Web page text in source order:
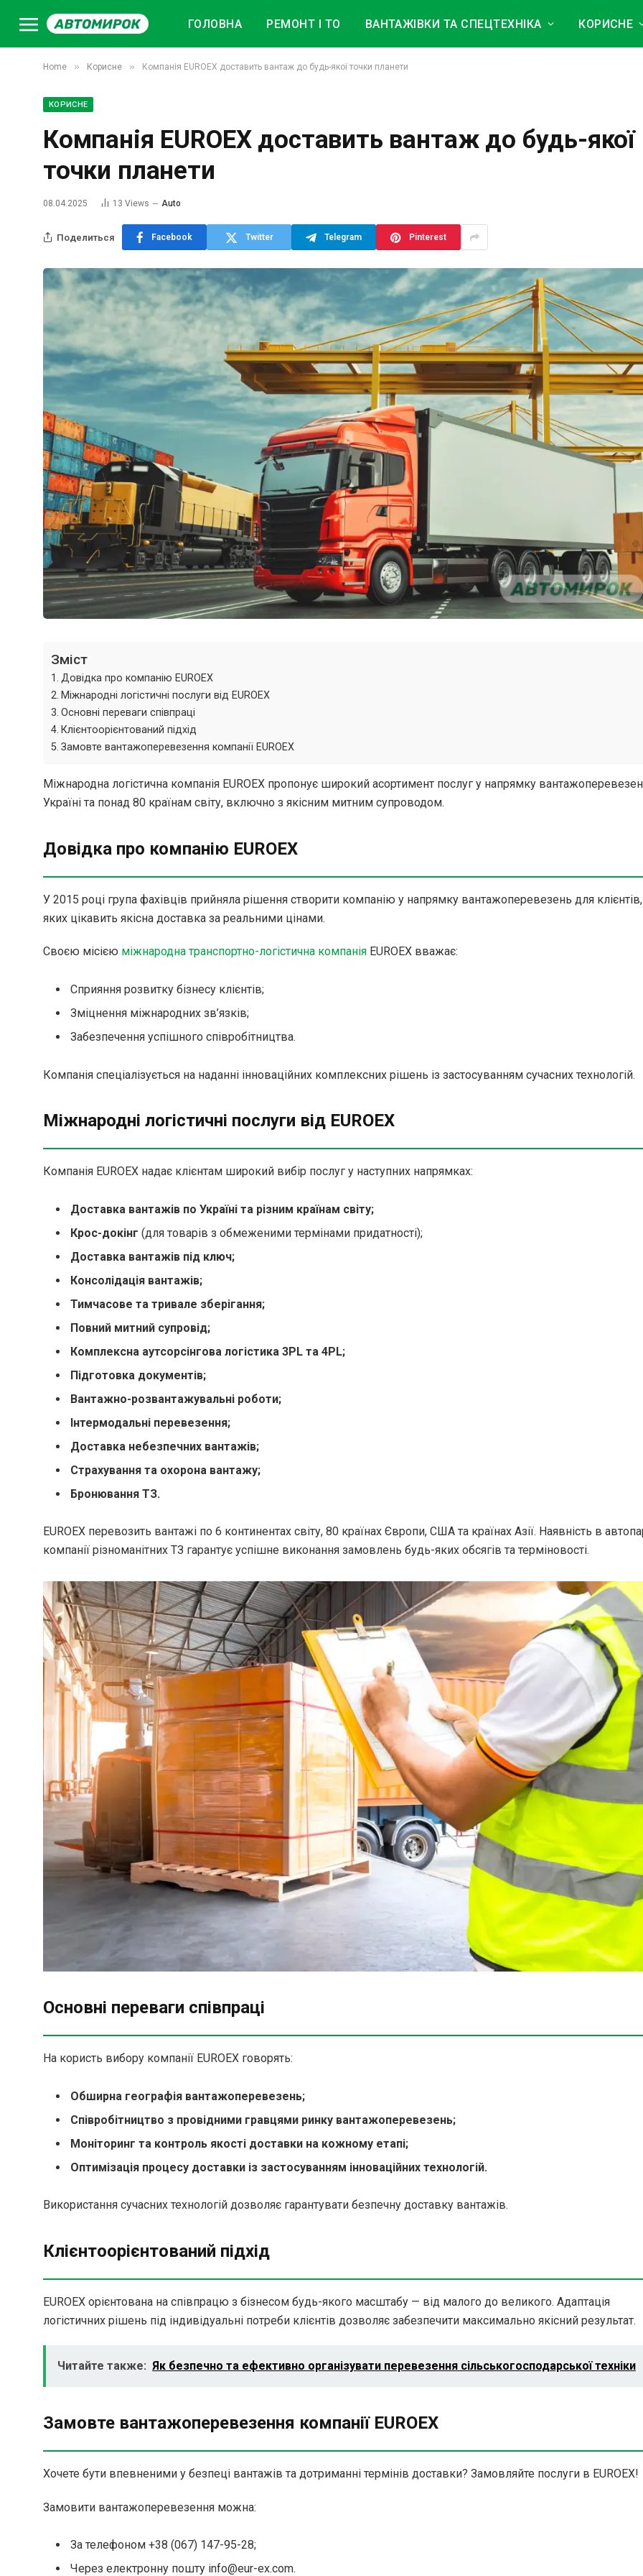
ГОЛОВНА РЕМОНТ І ТО ВАНТАЖІВКИ ТА СПЕЦТЕХНІКА КОРИСНЕ
Home » Корисне » Компанія EUROEX доставить вантаж до будь-якої точки планети
КОРИСНЕ
Компанія EUROEX доставить вантаж до будь-якої
точки планети
08.04.2025 13 Views Auto
Поделиться Facebook Twitter Telegram Pinterest
Зміст
Довідка про компанію EUROEX
Міжнародні логістичні послуги від EUROEX
Основні переваги співпраці
Клієнтоорієнтований підхід
Замовте вантажоперевезення компанії EUROEX
Міжнародна логістична компанія EUROEX пропонує широкий асортимент послуг у напрямку
Україні та понад 80 країнам світу, включно з якісним митним супроводом.
Довідка про компанію EUROEX
У 2015 році група фахівців прийняла рішення створити компанію у напрямку вантажоперевезень для клієнтів,
яких цікавить якісна доставка за реальними цінами.
Своєю місією міжнародна транспортно-логістична компанія EUROEX вважає:
Сприяння розвитку бізнесу клієнтів;
Зміцнення міжнародних зв’язків;
Забезпечення успішного співробітництва.
Компанія спеціалізується на наданні інноваційних комплексних рішень із застосуванням сучасних технологій.
Міжнародні логістичні послуги від EUROEX
Компанія EUROEX надає клієнтам широкий вибір послуг у наступних напрямках:
Доставка вантажів по Україні та різним країнам світу;
Крос-докінг (для товарів з обмеженими термінами придатності);
Доставка вантажів під ключ;
Консолідація вантажів;
Тимчасове та тривале зберігання;
Повний митний супровід;
Комплексна аутсорсінгова логістика 3PL та 4PL;
Підготовка документів;
Вантажно-розвантажувальні роботи;
Інтермодальні перевезення;
Доставка небезпечних вантажів;
Страхування та охорона вантажу;
Бронювання ТЗ.
EUROEX перевозить вантажі по 6 континентах світу, 80 країнах Європи, США та країнах Азії. Наявність в
компанії різноманітних ТЗ гарантує успішне виконання замовлень будь-яких обсягів та терміновості.
Основні переваги співпраці
На користь вибору компанії EUROEX говорять:
Обширна географія вантажоперевезень;
Співробітництво з провідними гравцями ринку вантажоперевезень;
Моніторинг та контроль якості доставки на кожному етапі;
Оптимізація процесу доставки із застосуванням інноваційних технологій.
Використання сучасних технологій дозволяє гарантувати безпечну доставку вантажів.
Клієнтоорієнтований підхід
EUROEX орієнтована на співпрацю з бізнесом будь-якого масштабу — від малого до великого. Адаптація
логістичних рішень під індивідуальні потреби клієнтів дозволяє забезпечити максимально якісний результат.
Читайте также: Як безпечно та ефективно організувати перевезення сільськогосподарської техніки
Замовте вантажоперевезення компанії EUROEX
Хочете бути впевненими у безпеці вантажів та дотриманні термінів доставки? Замовляйте послуги в EUROEX!
Замовити вантажоперевезення можна:
За телефоном +38 (067) 147-95-28;
Через електронну пошту info@eur-ex.com.